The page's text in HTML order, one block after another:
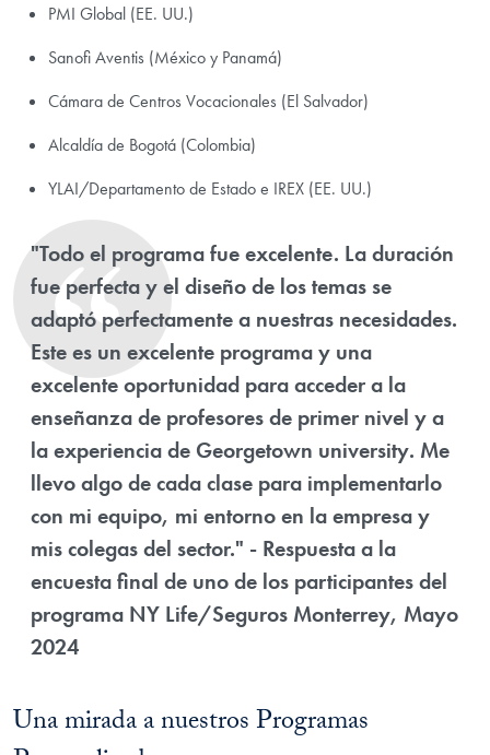
PMI Global (EE. UU.)
Sanofi Aventis (México y Panamá)
Cámara de Centros Vocacionales (El Salvador)
Alcaldía de Bogotá (Colombia)
YLAI/Departamento de Estado e IREX (EE. UU.)
"Todo el programa fue excelente. La duración
fue perfecta y el diseño de los temas se
adaptó perfectamente a nuestras necesidades.
Este es un excelente programa y una
excelente oportunidad para acceder a la
enseñanza de profesores de primer nivel y a
la experiencia de Georgetown university. Me
llevo algo de cada clase para implementarlo
con mi equipo, mi entorno en la empresa y
mis colegas del sector." - Respuesta a la
encuesta final de uno de los participantes del
programa NY Life/Seguros Monterrey, Mayo
2024
Una mirada a nuestros Programas